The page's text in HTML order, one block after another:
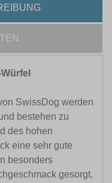
SwissDog werden
bestehen zu
des hohen
eine sehr gute
besonders
gesorgt,